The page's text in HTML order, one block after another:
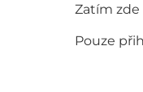
Zatím zde
Pouze